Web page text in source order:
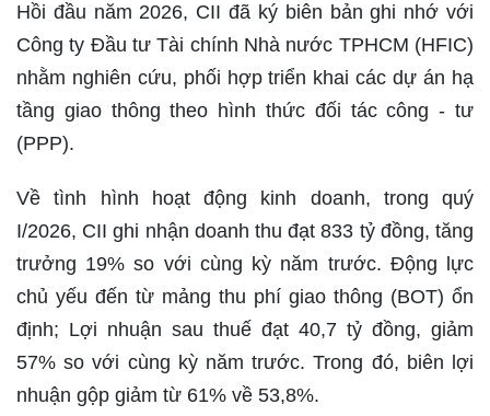
Hồi đầu năm 2026, CII đã ký biên bản ghi nhớ với
Công ty Đầu tư Tài chính Nhà nước TPHCM (HFIC)
nhằm nghiên cứu, phối hợp triển khai các dự án hạ
tầng giao thông theo hình thức đối tác công - tư
(PPP).
Về tình hình hoạt động kinh doanh, trong quý
I/2026, CII ghi nhận doanh thu đạt 833 tỷ đồng, tăng
trưởng 19% so với cùng kỳ năm trước. Động lực
chủ yếu đến từ mảng thu phí giao thông (BOT) ổn
định; Lợi nhuận sau thuế đạt 40,7 tỷ đồng, giảm
57% so với cùng kỳ năm trước. Trong đó, biên lợi
nhuận gộp giảm từ 61% về 53,8%.